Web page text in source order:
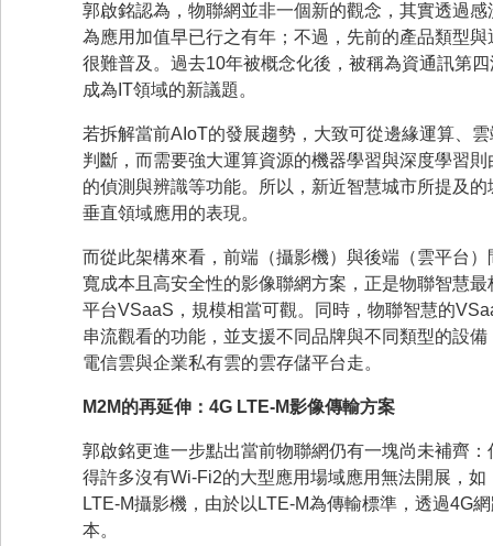
郭啟銘認為，物聯網並非一個新的觀念，其實透過
為應用加值早已行之有年；不過，先前的產品類型
很難普及。過去10年被概念化後，被稱為資通訊第
成為IT領域的新議題。
若拆解當前AIoT的發展趨勢，大致可從邊緣運算、
判斷，而需要強大運算資源的機器學習與深度學習
的偵測與辨識等功能。所以，新近智慧城市所提及
垂直領域應用的表現。
而從此架構來看，前端（攝影機）與後端（雲平台
寬成本且高安全性的影像聯網方案，正是物聯智慧
平台VSaaS，規模相當可觀。同時，物聯智慧的
串流觀看的功能，並支援不同品牌與不同類型的設
電信雲與企業私有雲的雲存儲平台走。
M2M的再延伸： 4G LTE-M影像傳輸方案
郭啟銘更進一步點出當前物聯網仍有一塊尚未補齊
得許多沒有Wi-Fi2的大型應用場域應用無法開展，
LTE-M攝影機，由於以LTE-M為傳輸標準，透過4G
本。